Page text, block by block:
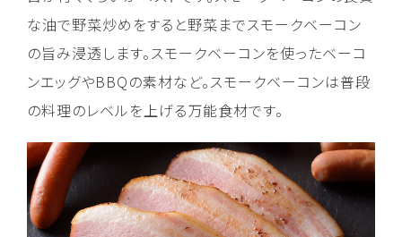
な油で野菜炒めをすると野菜までスモークベーコン
の旨み浸透します。スモークベーコンを使ったベーコ
ンエッグやBBQの素材など。スモークベーコンは普段
の料理のレベルを上げる万能食材です。